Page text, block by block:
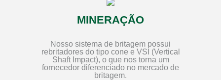
MINERAÇÃO
Nosso sistema de britagem possui
rebritadores do tipo cone e VSI (Vertical
Shaft Impact), o que nos torna um
fornecedor diferenciado no mercado de
britagem.